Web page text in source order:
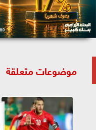
موضوعات متعلقة